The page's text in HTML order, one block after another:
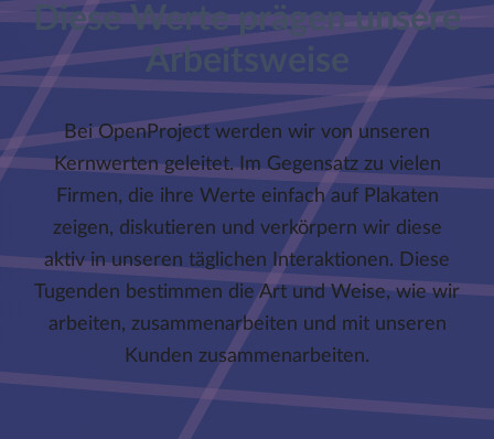
Diese Werte prägen unsere
Arbeitsweise
Bei OpenProject werden wir von unseren
Kernwerten geleitet. Im Gegensatz zu vielen
Firmen, die ihre Werte einfach auf Plakaten
zeigen, diskutieren und verkörpern wir diese
aktiv in unseren täglichen Interaktionen. Diese
Tugenden bestimmen die Art und Weise, wie wir
arbeiten, zusammenarbeiten und mit unseren
Kunden zusammenarbeiten.